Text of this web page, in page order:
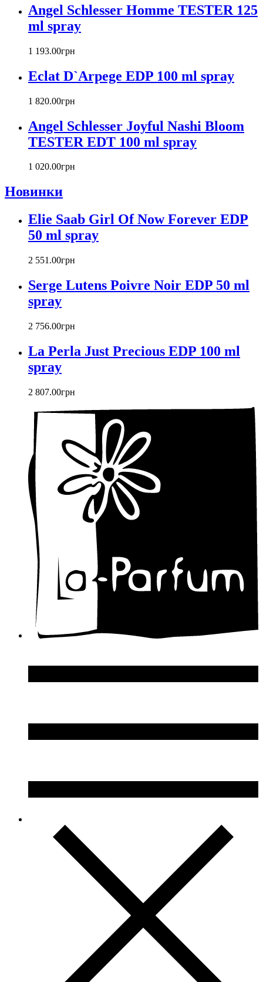
Angel Schlesser Homme TESTER 125
ml spray
1 193.00грн
Eclat D`Arpege EDP 100 ml spray
1 820.00грн
Angel Schlesser Joyful Nashi Bloom
TESTER EDT 100 ml spray
1 020.00грн
Новинки
Elie Saab Girl Of Now Forever EDP
50 ml spray
2 551 .00грн
Serge Lutens Poivre Noir EDP 50 ml
spray
2 756.00грн
La Perla Just Precious EDP 100 ml
spray
2 807.00грн